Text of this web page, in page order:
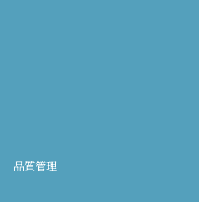
品質管理